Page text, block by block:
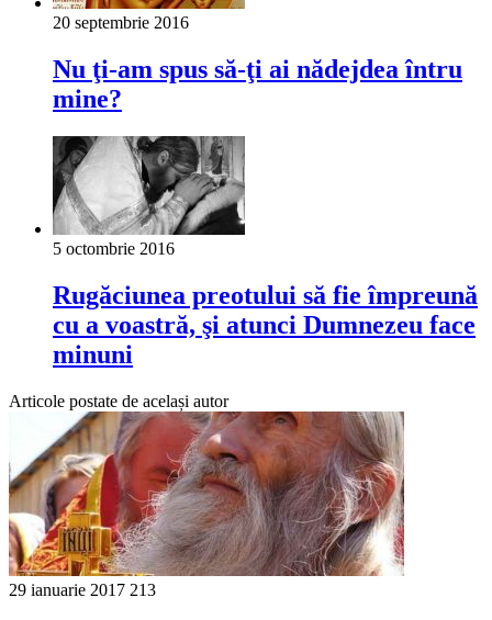
20 septembrie 2016
Nu ţi-am spus să-ţi ai nădejdea întru
mine?
5 octombrie 2016
Rugăciunea preotului să fie împreună
cu a voastră, şi atunci Dumnezeu face
minuni
Articole postate de același autor
29 ianuarie 2017 213